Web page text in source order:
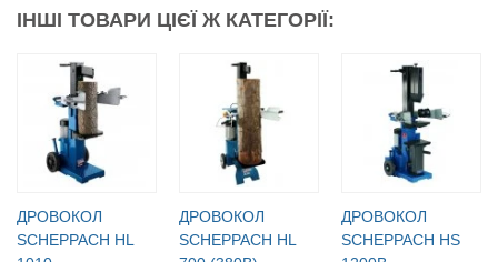
ІНШІ ТОВАРИ ЦІЄЇ Ж КАТЕГОРІЇ:
ДРОВОКОЛ
SCHEPPACH HL
ДРОВОКОЛ
SCHEPPACH HL
ДРОВОКОЛ
SCHEPPACH HS